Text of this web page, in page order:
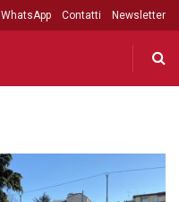
WhatsApp Contatti Newsletter